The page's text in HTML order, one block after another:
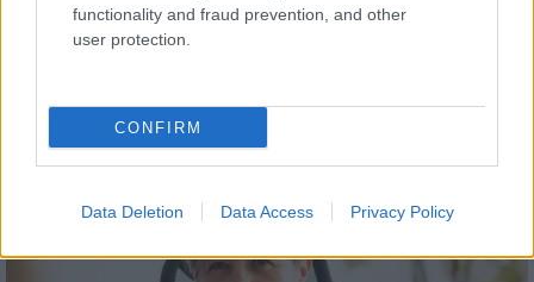
functionality and fraud prevention, and other
user protection.
CONFIRM
Data Deletion Data Access Privacy Policy
Miért kulcsfontosságú a korszerű légtechnika az